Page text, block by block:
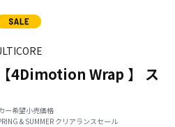
4Dimotion Wrap 】 ス
ー希望小売価格
& SUMMER クリアランスセール